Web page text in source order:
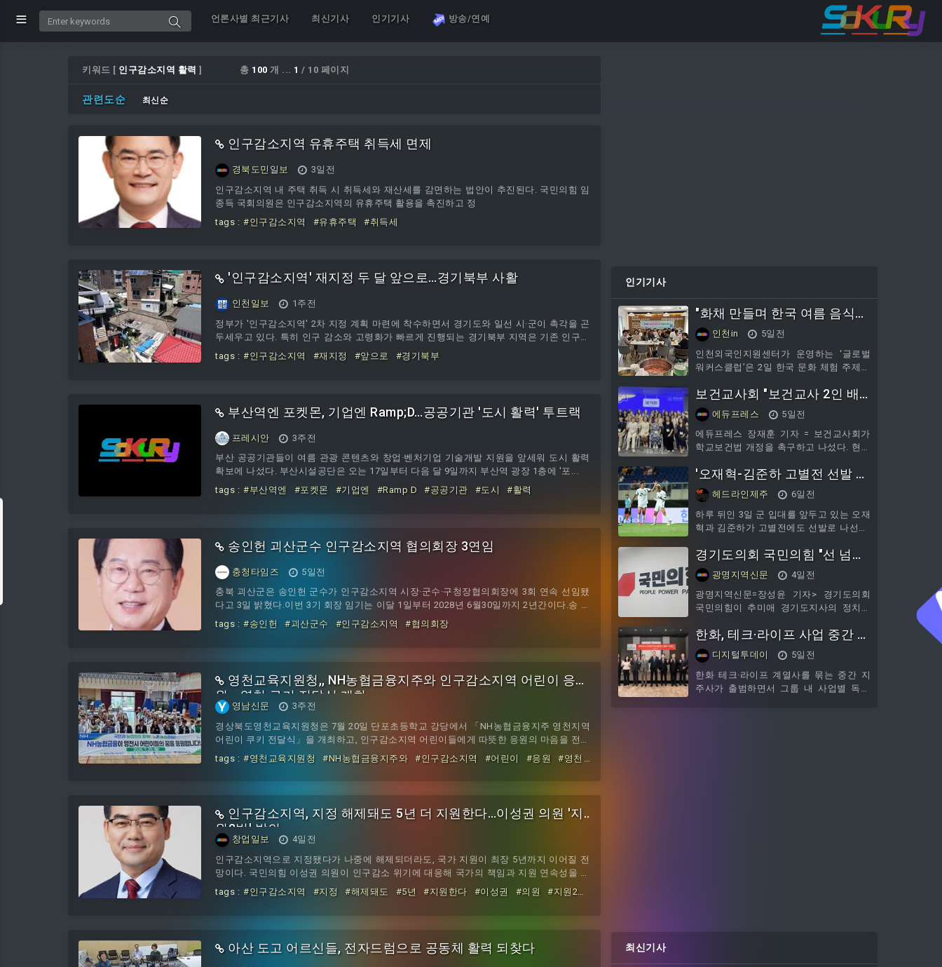
언론사별 최근기사 최신기사 인기기사 방송/연예
키워드 [ 인구감소지역 활력 ] 총 100 개 ... 1 / 10 페이지
관련도순 최신순
인구감소지역 유휴주택 취득세 면제
경북도민일보
3일전
인구감소지역 내 주택 취득 시 취득세와 재산세를 감면하는 법안이 추진된다. 국민의힘 임
종득 국회의원은 인구감소지역의 유휴주택 활용을 촉진하고 정
tags : #인구감소지역 #유휴주택 #취득세
'인구감소지역' 재지정 두 달 앞으로…경기북부 사활
인천일보
1주전
정부가 '인구감소지역' 2차 지정 계획 마련에 착수하면서 경기도와 일선 시·군이 촉각을 곤
두세우고 있다. 특히 인구 감소와 고령화가 빠르게 진행되는 경기북부 지역은 기존 인구감
소지역의 지정 유지뿐 아니라 신규 진입 여부에 따라 정부 지원 규모가 달라진다.▶ 관련기
사 : 인천일보 202
tags : #인구감소지역 #재지정 #앞으로 #경기북부
부산역엔 포켓몬, 기업엔 Ramp;D…공공기관 '도시 활력' 투트랙
프레시안
3주전
부산 공공기관들이 여름 관광 콘텐츠와 창업·벤처기업 기술개발 지원을 앞세워 도시 활력
확보에 나섰다. 부산시설공단은 오는 17일부터 다음 달 9일까지 부산역 광장 1층에 '포...
tags : #부산역엔 #포켓몬 #기업엔 #Ramp D #공공기관 #도시 #활력
송인헌 괴산군수 인구감소지역 협의회장 3연임
충청타임즈
5일전
충북 괴산군은 송인헌 군수가 인구감소지역 시장·군수·구청장협의회장에 3회 연속 선임됐
다고 3일 밝혔다.이번 3기 회장 임기는 이달 1일부터 2028년 6월30일까지 2년간이다.송 군
수의 이번 연임은 협의회장을 중심으로 89개 회원 지방자치단체가 한목소리를 내며 정부
와 국회를 상대로 정책 성과를 끌어낸 점을 인정받고 민선 9기 안정적인 협의회 운영을 기
tags : #송인헌 #괴산군수 #인구감소지역 #협의회장
영천교육지원청,, NH농협금융지주와 인구감소지역 어린이 응
원… 영천 쿠키 전달식 개최
영남신문
3주전
경상북도영천교육지원청은 7월 20일 단포초등학교 강당에서 「NH농협금융지주 영천지역
어린이 쿠키 전달식」을 개최하고, 인구감소지역 어린이들에게 따뜻한 응원의 마음을 전했
다.이번 전달식은 NH농협금융지주의 ESG 사회공헌사업의 일환으로 마련됐으며, 지속적인
인구감소와 학령인구 감소로 어려움을 겪고 있는 영천시 읍·면지역 초등학생들에게 희망과
tags : #영천교육지원청 #NH농협금융지주와 #인구감소지역 #어린이 #응원
#영천
인구감소지역, 지정 해제돼도 5년 더 지원한다…이성권 의원 '지
원2법' 발의
창업일보
4일전
인구감소지역으로 지정됐다가 나중에 해제되더라도, 국가 지원이 최장 5년까지 이어질 전
망이다. 국민의힘 이성권 의원이 인구감소 위기에 대응해 국가의 책임과 지원 연속성을 강
화하는 내용의 「인구감소지역 지원2법」을 대표발의했다.이성권 의원실이 2일 밝힌 자료
에 따르면, 이 의원은 지난 7월 31일 국회에 법률 개정안 2건을 묶어 대표발의했다. 인구감
tags : #인구감소지역 #지정 #해제돼도 #5년 #지원한다 #이성권 #의원
#지원2
아산 도고 어르신들, 전자드럼으로 공동체 활력 되찾다
인기기사
"화채 만들며 한국 여름 음식문
화 배워요"
인천in
5일전
인천외국인지원센터가 운영하는 ‘글로벌
워커스클럽’은 2일 한국 문화 체험 주제로
이날 참가한 17명의 외국인들은 직접 화채
를 만들고 한국의 여름 먹거리를 체험하는
시간을 가지며 회원 간 친목과 유대감을
다졌다.인천외국인지원센터는 주제별, 비
자별, 국적별로 구성된 총 12개 팀의 글로
들이 공통의 관심사와 문화적 배경을 바탕
으로 교류하고 소통할 수 있도록 지원하고
있다.현재 네팔, 방글라데시, 러시아, 필리
핀 등 11개국 출신 외국인 주민 100여 명
이
보건교사회 "보건교사 2인 배
치 기준 800명으로 낮춰라"
에듀프레스
5일전
에듀프레스 장재훈 기자 = 보건교사회가
학교보건법 개정을 촉구하고 나섰다. 현행
인 배치 기준을 학생 수 800명 이상으로
'오재혁-김준하 고별전 선발 출
격' 제주SK, 인천전 선발 라인
업 발표
헤드라인제주
6일전
하루 뒤인 3일 군 입대를 앞두고 있는 오재
혁과 김준하가 고별전에도 선발로 나선다.
경기장에서 열리는 하나은행 K리그1 2026
21라운드 인천유나이티드와의 홈경기를
앞두고 선발 라인업을 발표했다.제주SK는
김동준 골키퍼가 골문을 지키고 김륜성,
세레스틴, 토비아스, 유인수, 오재혁, 이탈
로 나선다.대기 명단에는 안찬기 키퍼, 권
기민, 정운, 박민재, 조인정, 장민규, 최병
욱, 강동휘, 아이아스.눈에 띄는 이름은 단
연코 김동준이다. 김동준은 지난
경기도의회 국민의힘 "선 넘는
추미애 품격 떨어져...재정 비상
부터 해결하라"
광명지역신문
4일전
광명지역신문=장성윤 기자> 경기도의회
국민의힘이 추미애 경기도지사의 정치적
을 촉구했다.국민의힘은 3일 입장문을 내
고 "추미애 경기도지사의 정제되지 않은
언사와 중앙 정치를 향한 과도한 개입이
선을 넘고 있다"며 "도민의 삶을 최우선으
로 챙겨야 할 광역지방자치단체장이 본업
한화, 테크·라이프 사업 중간 지
주사 한화M&S 출범
디지털투데이
5일전
한화 테크·라이프 계열사를 묶는 중간 지
주사가 출범하면서 그룹 내 사업별 독립
최신기사